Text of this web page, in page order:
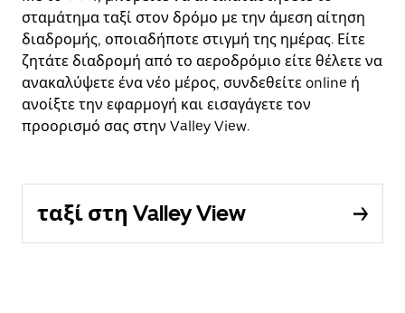
σταμάτημα ταξί στον δρόμο με την άμεση αίτηση
διαδρομής, οποιαδήποτε στιγμή της ημέρας. Είτε
ζητάτε διαδρομή από το αεροδρόμιο είτε θέλετε να
ανακαλύψετε ένα νέο μέρος, συνδεθείτε online ή
ανοίξτε την εφαρμογή και εισαγάγετε τον
προορισμό σας στην Valley View.
ταξί στη Valley View